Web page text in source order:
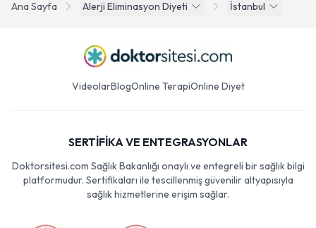
Ana Sayfa Alerji Eliminasyon Diyeti İstanbul
VideolarBlogOnline TerapiOnline Diyet
SERTİFİKA VE ENTEGRASYONLAR
Doktorsitesi.com Sağlık Bakanlığı onaylı ve entegreli bir sağlık bilgi
platformudur. Sertifikaları ile tescillenmiş güvenilir altyapısıyla
sağlık hizmetlerine erişim sağlar.